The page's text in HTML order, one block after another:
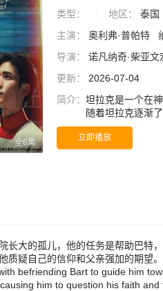
全6集
类型： 地区： 泰国
主演：
奥利弗·普帕特
导演：
诺凡纳奇·柴亚文
更新：
2026-07-04
简介： 坦拉克是一个在
随着坦拉克逐渐
加的期望。他们
seminary, is
Tanrak gets to
立即播放
长大的孤儿，他的任务是帮助巴特
质疑自己的信仰和父亲强加的期望
befriending Bart to guide him
him to question his faith